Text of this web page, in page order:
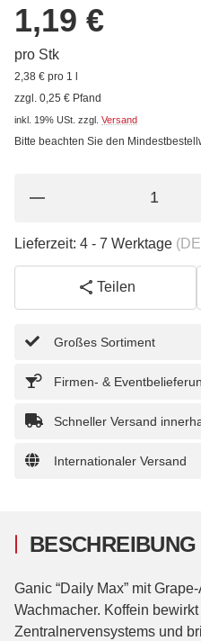
1,19 €
pro Stk
2,38 € pro 1 l
zzgl. 0,25 € Pfand
inkl. 19% USt. zzgl. Versand
Bitte beachten Sie den
Lieferzeit: 4 - 7 Werktage
Teilen
Großes Sortiment
Firmen- &
Schneller Versand
Internationaler Versand
BESCHREIBUNG
Ganic “Daily Max” mit
Wachmacher. Koffein
Zentralnervensystems und